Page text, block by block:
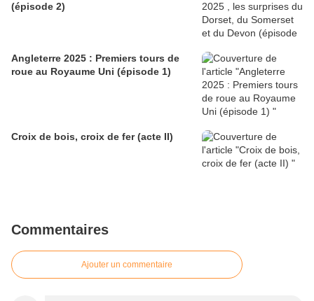
(épisode 2)
Angleterre 2025 : Premiers tours de
roue au Royaume Uni (épisode 1)
Croix de bois, croix de fer (acte II)
Commentaires
Ajouter un commentaire